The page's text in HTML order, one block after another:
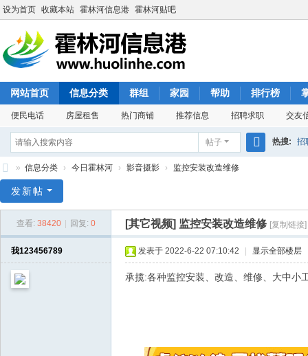
设为首页 收藏本站 霍林河信息港 霍林河贴吧
网站首页 信息分类 群组 家园 帮助 排行榜
便民电话 房屋租售 热门商铺 推荐信息 招聘求职 交友
帖子 热搜: 招
林
» 信息分类 › 今日霍林河 › 影音摄影 › 监控安装改造维修
发新帖
查看: 38420 回复: 0 [其它视频] 监控安装改造维修 [复制链接]
我123456789 发表于 2022-6-22 07:10:42 显示全部楼层
承揽:各种监控安装、改造、维修、大中小